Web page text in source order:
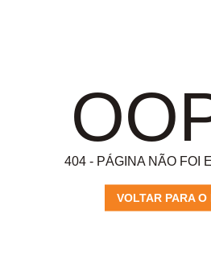
404 - PÁGINA NÃO FOI
VOLTAR PARA O